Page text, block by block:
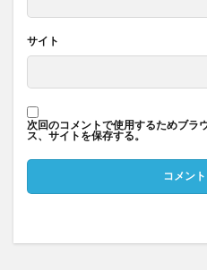
サイト
次回のコメントで使用するためブラ
ス、サイトを保存する。